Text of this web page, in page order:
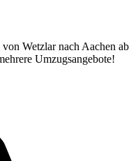
Wetzlar nach Aachen ab
Umzugsangebote!